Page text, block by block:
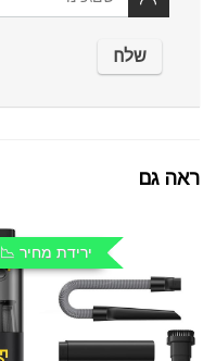
ראה גם
ירידת מחיר 📉